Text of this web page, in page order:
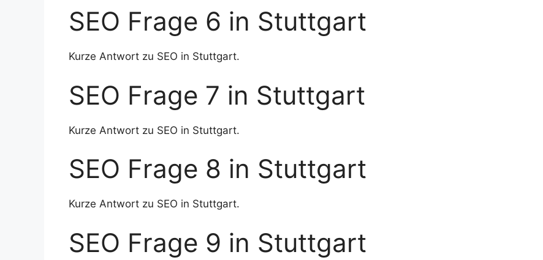
SEO Frage 6 in Stuttgart
Kurze Antwort zu SEO in Stuttgart.
SEO Frage 7 in Stuttgart
Kurze Antwort zu SEO in Stuttgart.
SEO Frage 8 in Stuttgart
Kurze Antwort zu SEO in Stuttgart.
SEO Frage 9 in Stuttgart